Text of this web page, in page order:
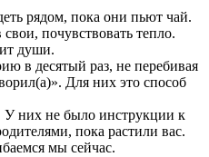
рядом, пока они пьют чай.
почувствовать тепло.
души.
в десятый раз, не перебивая
Для них это способ
них не было инструкции к
пока растили вас.
мы сейчас.